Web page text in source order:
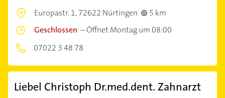
Europastr. 1,72622 Nürtingen
5 km
Geschlossen –Öffnet Montag um 08:00
07022 3 48 78
Liebel Christoph Dr.med.dent. Zahnarzt